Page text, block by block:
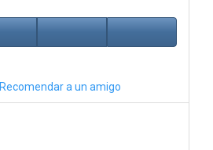
Recomendar a un amigo